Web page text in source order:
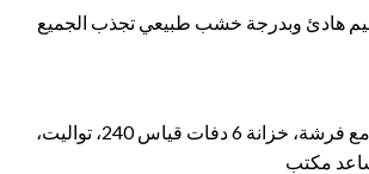
هادئ وبدرجة خشب طبيعي تجذب الجميع
السعر يشمل سرير مع فرشة، خزانة 6 دفات قياس 240، تواليت،
مكتب